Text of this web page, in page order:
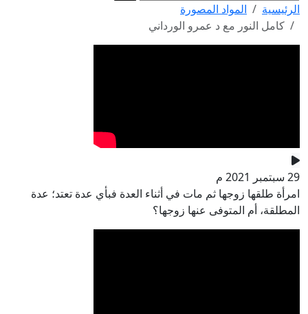
الرئيسية
المواد المصورة
كامل النور مع د عمرو الورداني
29 سبتمبر 2021 م
امرأة طلقها زوجها ثم مات في أثناء العدة فبأي عدة تعتد؛ عدة
المطلقة، أم المتوفى عنها زوجها؟